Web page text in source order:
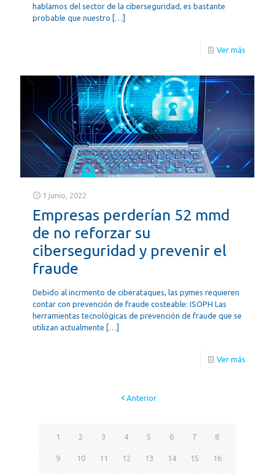
hablamos del sector de la ciberseguridad, es bastante
probable que nuestro […]
Ver más
1 junio, 2022
Empresas perderían 52 mmd
de no reforzar su
ciberseguridad y prevenir el
fraude
Debido al incrmento de ciberataques, las pymes requieren
contar con prevención de fraude costeable: ISOPH Las
herramientas tecnológicas de prevención de fraude que se
utilizan actualmente […]
Ver más
Anterior
1 2 3 4 5 6 7 8
9 10 11 12 13 14 15 16